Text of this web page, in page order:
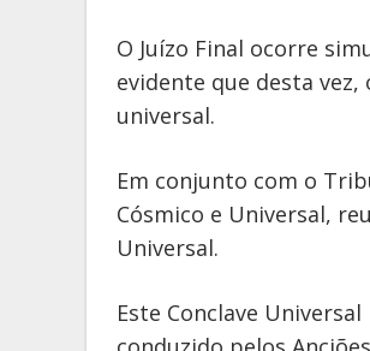
O Juízo Final ocorre
evidente que desta
universal.
Em conjunto com o
Cósmico e Universal,
Universal.
Este Conclave